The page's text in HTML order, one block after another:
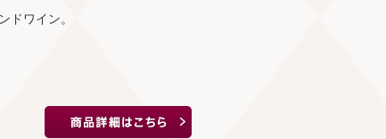
ドワイン。